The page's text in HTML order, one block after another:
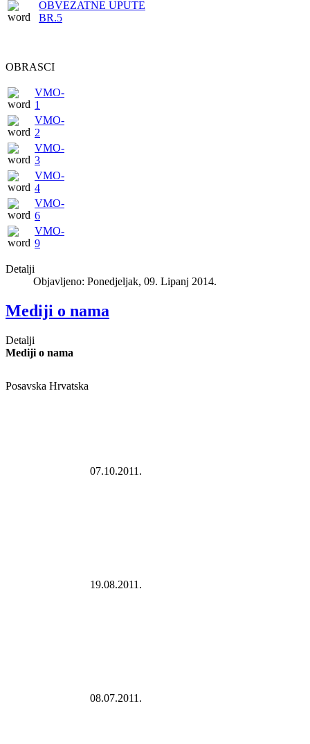
OBVEZATNE UPUTE
BR.5
OBRASCI
VMO-
1
VMO-
2
VMO-
3
VMO-
4
VMO-
6
VMO-
9
Detalji
Objavljeno: Ponedjeljak, 09. Lipanj 2014.
Mediji o nama
Detalji
Mediji o nama
Posavska Hrvatska
07.10.2011.
19.08.2011.
08.07.2011.